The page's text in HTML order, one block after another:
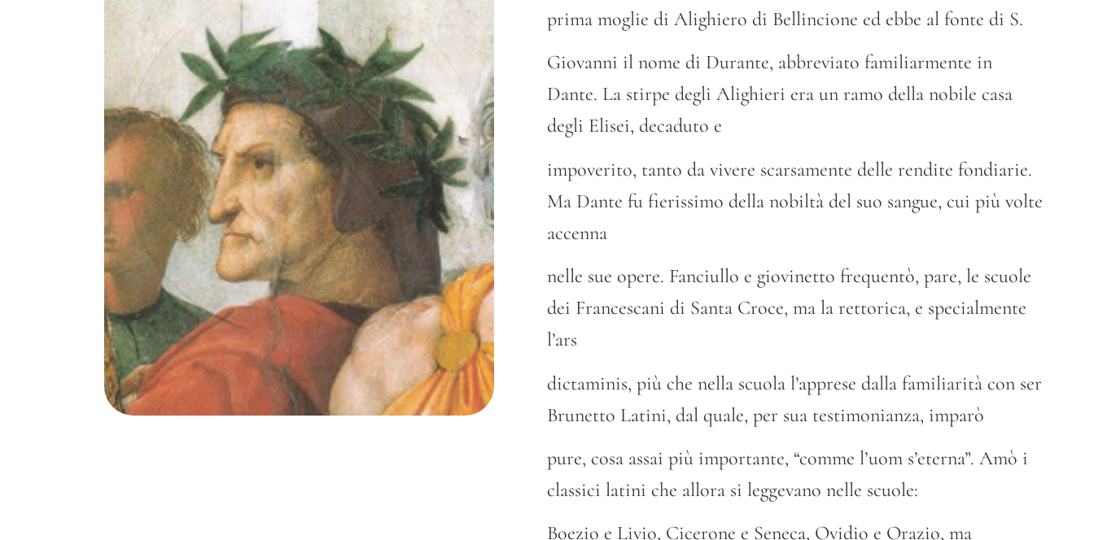
prima moglie di Alighiero di Bellincione ed ebbe al fonte di S.
Giovanni il nome di Durante, abbreviato familiarmente in
Dante. La stirpe degli Alighieri era un ramo della nobile casa
degli Elisei, decaduto e
impoverito, tanto da vivere scarsamente delle rendite fondiarie.
Ma Dante fu fierissimo della nobiltà del suo sangue, cui più volte
accenna
nelle sue opere. Fanciullo e giovinetto frequentò, pare, le scuole
dei Francescani di Santa Croce, ma la rettorica, e specialmente
l’ars
dictaminis, più che nella scuola l’apprese dalla familiarità con ser
Brunetto Latini, dal quale, per sua testimonianza, imparò
pure, cosa assai più importante, “comme l’uom s’eterna”. Amò i
classici latini che allora si leggevano nelle scuole:
Boezio e Livio, Cicerone e Seneca, Ovidio e Orazio, ma